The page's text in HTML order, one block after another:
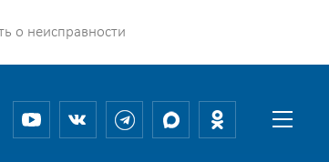
о неисправности